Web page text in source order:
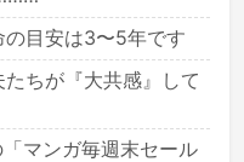
の目安は3〜5年です
たちが『大共感』して
マンガ毎週末セール